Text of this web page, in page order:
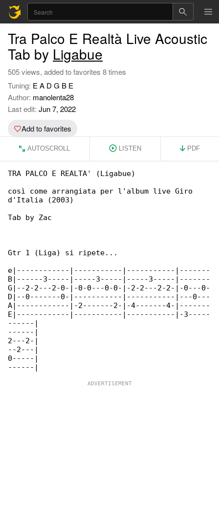
Tra Palco E Realtà Live Acoustic
Tab by Ligabue
505 views, added to favorites 8 times
Tuning: E A D G B E
Author: manolenta28
Last edit: Jun 7, 2022
Add to favorites
AUTOSCROLL LISTEN PDF
TRA PALCO E REALTA' (Ligabue)
così come arrangiata per l'album live Giro
d'Italia (2003)
Tab by Zac
Gtr 1 (Liga) si ripete...
e|------------|-----------|-----------|-------
B|------3-----|-----3-----|-----3-----|-------
G|--2-2---2-0-|-0-0---0-0-|-2-2---2-2-|-0---0-
D|--0-------0-|-----------|-----------|---0---
A|------------|-2-------2-|-4-------4-|-------
E|------------|-----------|-----------|-3-----
------|
------|
2---2-|
--2---|
0-----|